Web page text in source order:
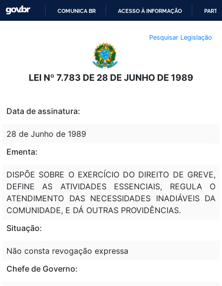
O
CONTEÚDO
COMUNICA BR ACESSO À INFORMAÇÃO
Pesquisar Legislação
LEI Nº 7.783 DE 28 DE JUNHO DE 1989
Data de assinatura:
28 de Junho de 1989
Ementa:
DISPÕE SOBRE O EXERCÍCIO DO DIREITO DE GREVE,
DEFINE AS ATIVIDADES ESSENCIAIS, REGULA O
ATENDIMENTO DAS NECESSIDADES INADIÁVEIS DA
COMUNIDADE, E DÁ OUTRAS PROVIDÊNCIAS.
Situação:
Não consta revogação expressa
Chefe de Governo: